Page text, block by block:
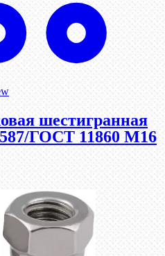
шестигранная
ГОСТ 11860 М16